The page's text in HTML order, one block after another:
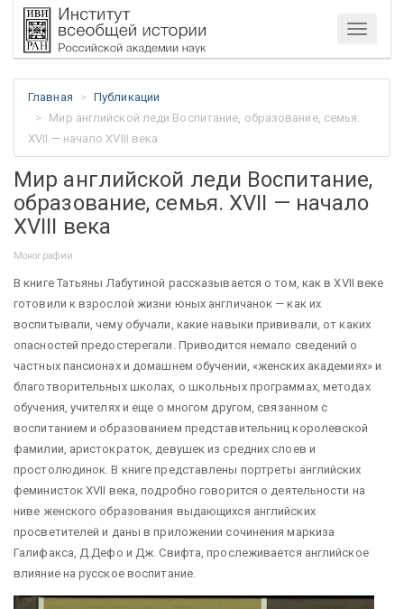
Меню
Главная
Публикации
Мир английской леди Воспитание, образование, семья.
XVII — начало XVIII века
Мир английской леди Воспитание,
образование, семья. XVII — начало
XVIII века
Монографии
В книге Татьяны Лабутиной рассказывается о том, как в XVII веке
готовили к взрослой жизни юных англичанок — как их
воспитывали, чему обучали, какие навыки прививали, от каких
опасностей предостерегали. Приводится немало сведений о
частных пансионах и домашнем обучении, «женских академиях» и
благотворительных школах, о школьных программах, методах
обучения, учителях и еще о многом другом, связанном с
воспитанием и образованием представительниц королевской
фамилии, аристократок, девушек из средних слоев и
простолюдинок. В книге представлены портреты английских
феминисток XVII века, подробно говорится о деятельности на
ниве женского образования выдающихся английских
просветителей и даны в приложении сочинения маркиза
Галифакса, Д.Дефо и Дж. Свифта, прослеживается английское
влияние на русское воспитание.